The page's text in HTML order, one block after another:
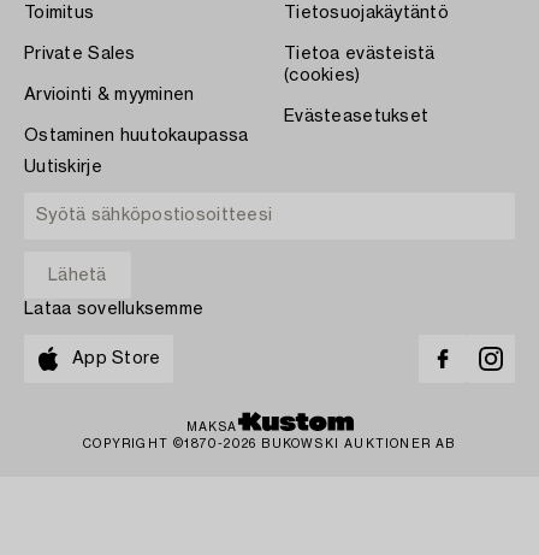
Toimitus
Private Sales
Arviointi & myyminen
Ostaminen huutokaupassa
Tietosuojakäytäntö
Tietoa evästeistä
(cookies)
Evästeasetukset
Uutiskirje
Lataa sovelluksemme
App Store
MAKSA
COPYRIGHT ©1870-2026 BUKOWSKI AUKTIONER AB